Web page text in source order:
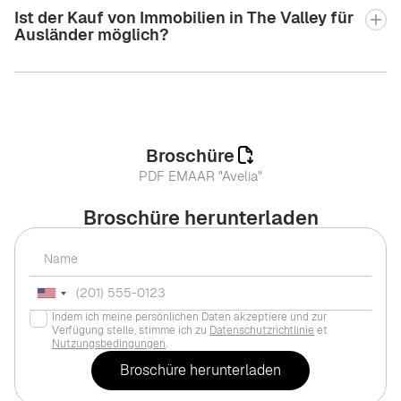
Ist der Kauf von Immobilien in The Valley für
Ausländer möglich?
Broschüre herunterladen
Indem ich meine persönlichen Daten akzeptiere und zur
Verfügung stelle, stimme ich zu Datenschutzrichtlinie et
Nutzungsbedingungen.
Broschüre
PDF EMAAR "Avelia"